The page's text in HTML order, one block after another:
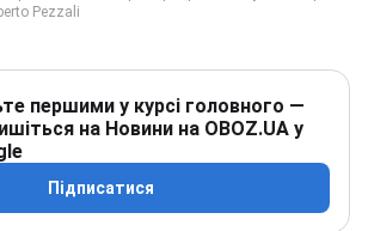
першими у курсі головного —
на Новини на OBOZ.UA у
Підписатися